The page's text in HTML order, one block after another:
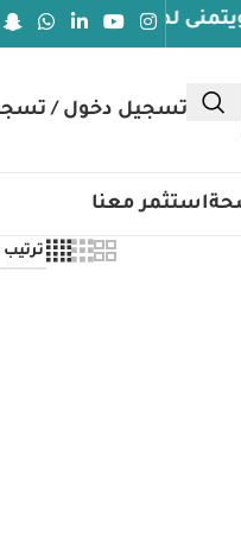
دوام الصحة والعافيه
تسجيل دخول / تسجيل
استثمر معنا